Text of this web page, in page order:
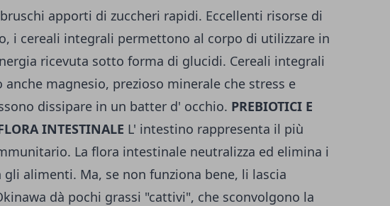
apporti di zuccheri rapidi. Eccellenti risorse di
i cereali integrali permettono al corpo di utilizzare in
ricevuta sotto forma di glucidi. Cereali integrali
magnesio, prezioso minerale che stress e
dissipare in un batter d' occhio. PREBIOTICI E
INTESTINALE L' intestino rappresenta il più
La flora intestinale neutralizza ed elimina i
alimenti. Ma, se non funziona bene, li lascia
dà pochi grassi "cattivi", che sconvolgono la